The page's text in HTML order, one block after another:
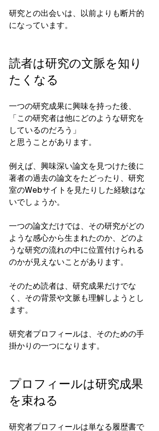
研究との出会いは、以前よりも断片的
になっています。
読者は研究の文脈を知り
たくなる
一つの研究成果に興味を持った後、
「この研究者は他にどのような研究を
しているのだろう」
と思うことがあります。
例えば、興味深い論文を見つけた後に
著者の過去の論文をたどったり、研究
室のWebサイトを見たりした経験はな
いでしょうか。
一つの論文だけでは、その研究がどの
ような感心から生まれたのか、どのよ
うな研究の流れの中に位置付けられる
のかが見えないことがあります。
そのため読者は、研究成果だけでな
く、その背景や文脈も理解しようとし
ます。
研究者プロフィールは、そのための手
掛かりの一つになります。
プロフィールは研究成果
を束ねる
研究者プロフィールは単なる履歴書で